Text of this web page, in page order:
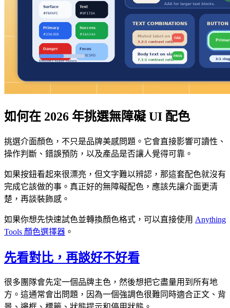
如何在 2026 年挑選無障礙 UI 配色
挑選介面顏色，不只是品牌美感問題。它會直接影響可讀性、
操作判斷、錯誤預防，以及產品是否讓人覺得可靠。
如果按鈕看起來很漂亮，但文字難以辨認，那這套配色就沒有
完成它該做的事。真正好的無障礙配色，應該先讓介面更清
楚，再談裝飾感。
如果你想先快速試色並轉換顏色格式，可以直接使用 Anything
Tools 顏色選擇器 。
先看對比，再談好不好看
很多團隊會先定一個品牌主色，然後想把它盡量用到所有地
方。這通常會出問題，因為一個強調色很難同時適合正文、背